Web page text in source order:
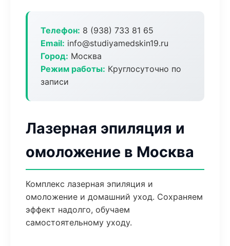
Телефон: 8 (938) 733 81 65
Email: info@studiyamedskin19.ru
Город: Москва
Режим работы: Круглосуточно по
записи
Лазерная эпиляция и
омоложение в Москва
Комплекс лазерная эпиляция и
омоложение и домашний уход. Сохраняем
эффект надолго, обучаем
самостоятельному уходу.